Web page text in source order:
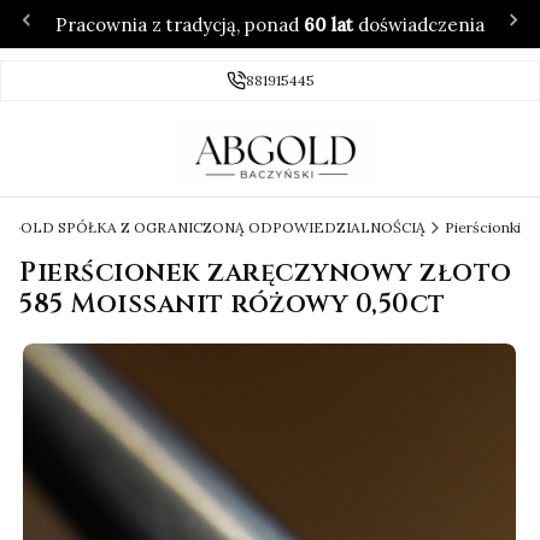
Pracownia z tradycją, ponad 60 latdoświadczenia
881915445
SPÓŁKA Z OGRANICZONĄ ODPOWIEDZIALNOŚCIĄ Pierścionki
Pierścionek zaręczynowy złoto
585 Moissanit różowy 0,50ct